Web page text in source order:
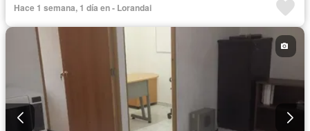
Hace 1 semana, 1 día en - Lorandai